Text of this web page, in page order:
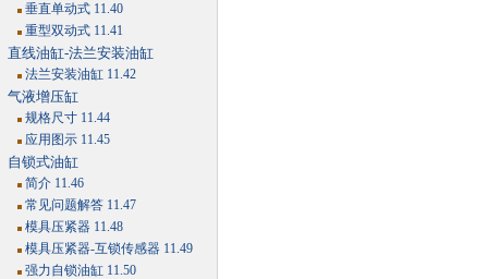
垂直单动式 11.40
重型双动式 11.41
直线油缸-法兰安装油缸
法兰安装油缸 11.42
气液增压缸
规格尺寸 11.44
应用图示 11.45
自锁式油缸
简介 11.46
常见问题解答 11.47
模具压紧器 11.48
模具压紧器-互锁传感器 11.49
强力自锁油缸 11.50